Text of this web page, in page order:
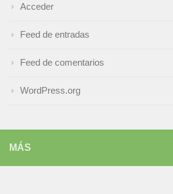
Acceder
Feed de entradas
Feed de comentarios
WordPress.org
MÁS